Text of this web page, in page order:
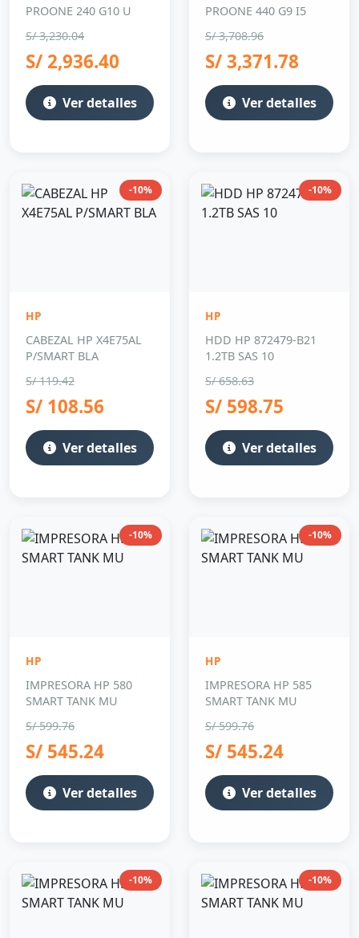
PROONE 240 G10 U
S/ 3,230.04
S/ 2,936.40
Ver detalles
PROONE 440 G9 I5
S/ 3,708.96
S/ 3,371.78
Ver detalles
-10%
HP
CABEZAL HP X4E75AL
P/SMART BLA
S/ 119.42
S/ 108.56
Ver detalles
-10%
HP
HDD HP 872479-B21
1.2TB SAS 10
S/ 658.63
S/ 598.75
Ver detalles
-10%
HP
IMPRESORA HP 580
SMART TANK MU
S/ 599.76
S/ 545.24
Ver detalles
-10%
HP
IMPRESORA HP 585
SMART TANK MU
S/ 599.76
S/ 545.24
Ver detalles
-10% -10%